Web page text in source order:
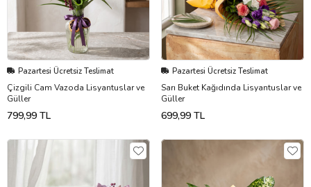
Pazartesi Ücretsiz Teslimat
Çizgili Cam Vazoda Lisyantuslar ve
Güller
799,99 TL
Pazartesi Ücretsiz Teslimat
Sarı Buket Kağıdında Lisyantuslar ve
Güller
699,99 TL